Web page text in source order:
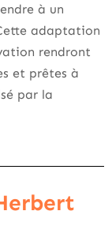
à un
adaptation
rendront
et prêtes à
par la